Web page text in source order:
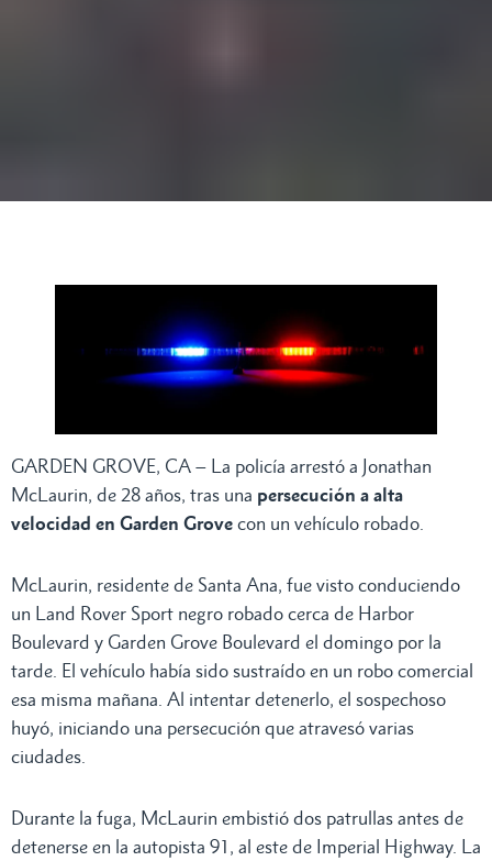
GARDEN GROVE, CA – La policía arrestó a Jonathan
McLaurin, de 28 años, tras una persecución a alta
velocidad en Garden Grove con un vehículo robado.
McLaurin, residente de Santa Ana, fue visto conduciendo
un Land Rover Sport negro robado cerca de Harbor
Boulevard y Garden Grove Boulevard el domingo por la
tarde. El vehículo había sido sustraído en un robo comercial
esa misma mañana. Al intentar detenerlo, el sospechoso
huyó, iniciando una persecución que atravesó varias
ciudades.
Durante la fuga, McLaurin embistió dos patrullas antes de
detenerse en la autopista 91, al este de Imperial Highway. La